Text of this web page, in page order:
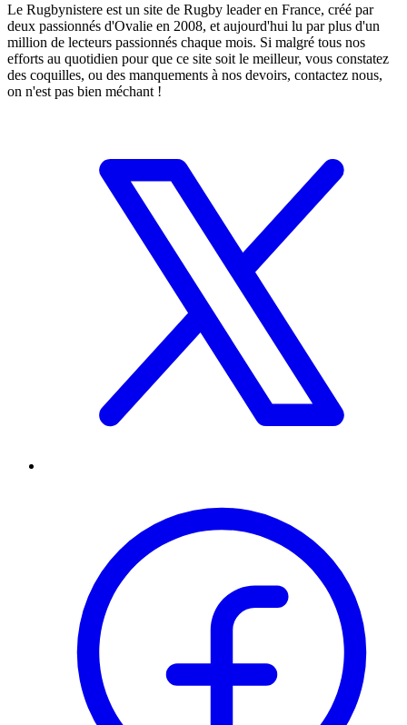
Le Rugbynistere est un site de Rugby leader en France, créé par
deux passionnés d'Ovalie en 2008, et aujourd'hui lu par plus d'un
million de lecteurs passionnés chaque mois. Si malgré tous nos
efforts au quotidien pour que ce site soit le meilleur, vous constatez
des coquilles, ou des manquements à nos devoirs, contactez nous,
on n'est pas bien méchant !